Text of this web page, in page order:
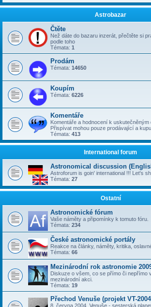
Astrobazar
Čtěte
Než dáte do bazaru inzerát, přečtěte si
podle toho
Témata: 1
Prodám
Témata: 14650
Koupím
Témata: 6226
Komentáře
Komentáře a hodnocení k
Přispívat mohou pouze prodávající a
Témata: 413
International forum
Astronomical discussion
Astroforum is goin' international !!! Let's
Témata: 27
Ostatní
Astronomické fórum
Vaše náměty a připomínky k tomuto fóru.
Témata: 234
České astronomické portály
Reakce na články, náměty, kritika,
Témata: 66
Mezinárodní rok astronomie
Diskuze o všem, co se přímo či nepřímo
mezinárodní akci.
Témata: 19
Přechod Venuše (projekt VT-
8. června 2004, Venuše - sesterská